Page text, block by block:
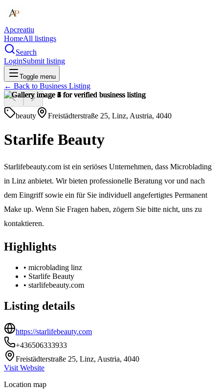
Apcreatiu
HomeAll listings
Search
LoginSubmit listing
Toggle menu
← Back to Business Listing
beauty Freistädterstraße 25, Linz, Austria, 4040
Starlife Beauty
Starlifebeauty.com ist ein seriöses Unternehmen, dass Microblading
in Linz anbietet. Wir bieten professionelle Beratung vor und nach
dem Eingriff sowie ein für Sie individuell angefertigtes Permanent
Make up. Wenn Sie Fragen haben, zögern Sie bitte nicht, uns zu
kontaktieren.
Highlights
• microblading linz
• Starlife Beauty
• starlifebeauty.com
Listing details
https://starlifebeauty.com
+436506333933
Freistädterstraße 25, Linz, Austria, 4040
Visit Website
Location map